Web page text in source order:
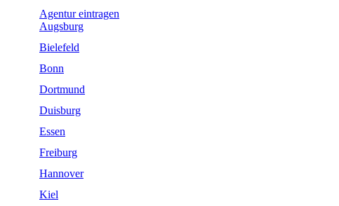
Agentureintragen
Augsburg
Bielefeld
Bonn
Dortmund
Duisburg
Essen
Freiburg
Hannover
Kiel